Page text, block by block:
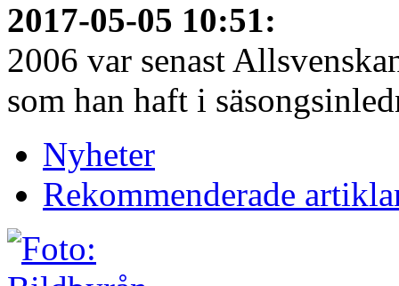
2017-05-05 10:51:
2006 var senast
som han haft i
Nyheter
Rekommenderade